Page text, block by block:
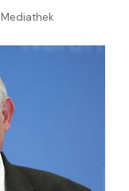
Mediathek